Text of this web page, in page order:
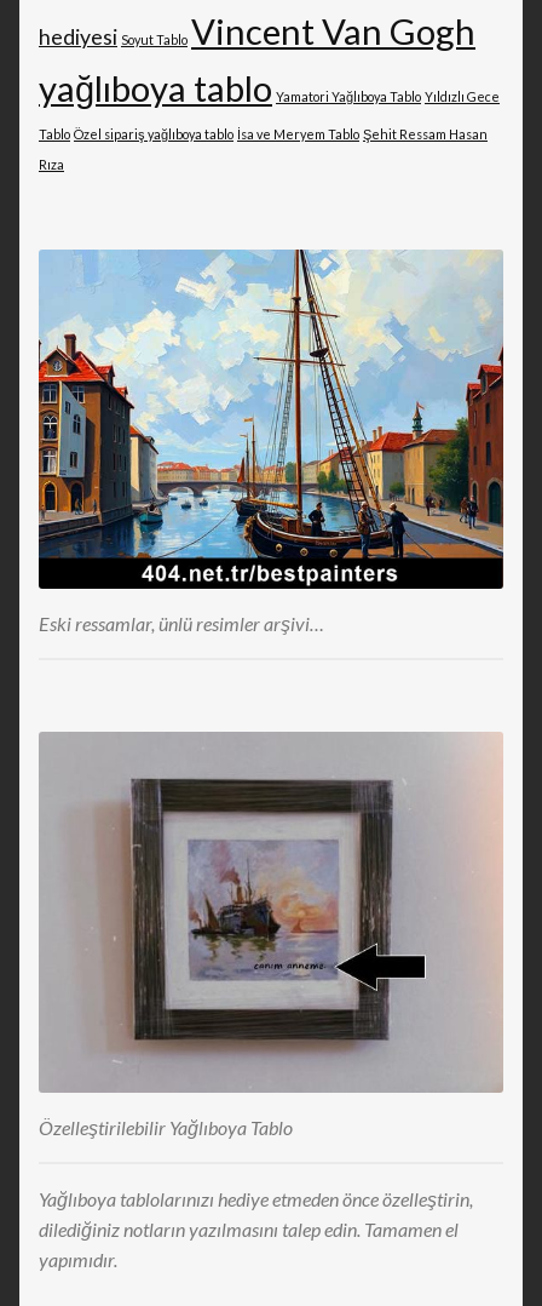
hediyesi Soyut Tablo Vincent Van Gogh
yağlıboya tablo Yamatori Yağlıboya Tablo Yıldızlı Gece
Tablo Özel sipariş yağlıboya tablo İsa ve Meryem Tablo Şehit Ressam Hasan
Rıza
Eski ressamlar, ünlü resimler arşivi…
Özelleştirilebilir Yağlıboya Tablo
Yağlıboya tablolarınızı hediye etmeden önce özelleştirin,
dilediğiniz notların yazılmasını talep edin. Tamamen el
yapımıdır.